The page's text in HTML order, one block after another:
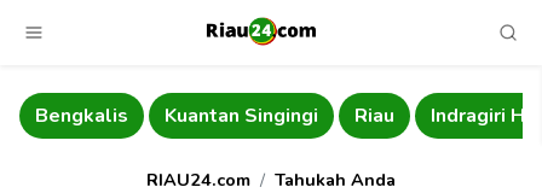
Bengkalis Kuantan Singingi Riau Indragiri
RIAU24.com Tahukah Anda